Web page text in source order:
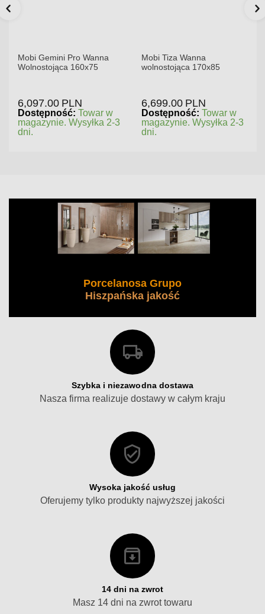
Mobi Gemini Pro Wanna
Wolnostojąca 160x75
6,097.00 PLN
Dostępność: Towar w
magazynie. Wysyłka 2-3
dni.
Mobi Tiza Wanna
wolnostojąca 170x85
6,699.00 PLN
Dostępność: Towar w
magazynie. Wysyłka 2-3
dni.
Porcelanosa Grupo
Hiszpańska jakość
Szybka i niezawodna dostawa
Nasza firma realizuje dostawy w całym kraju
Wysoka jakość usług
Oferujemy tylko produkty najwyższej jakości
14 dni na zwrot
Masz 14 dni na zwrot towaru